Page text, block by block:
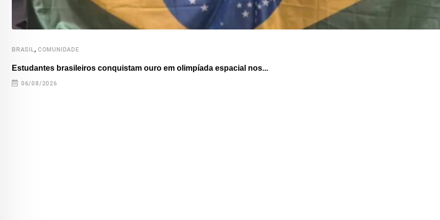
BRASIL, COMUNIDADE
Estudantes brasileiros conquistam ouro em olimpíada espacial nos...
06/08/2026